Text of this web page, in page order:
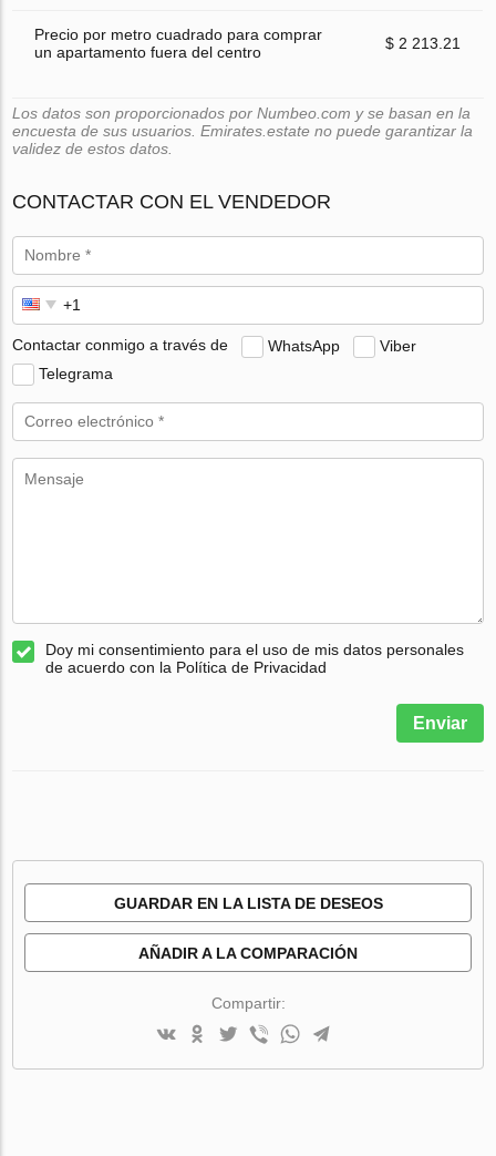
Precio por metro cuadrado para comprar
un apartamento fuera del centro
$ 2 213.21
Los datos son proporcionados por Numbeo.com y se basan en la
encuesta de sus usuarios. Emirates.estate no puede garantizar la
validez de estos datos.
CONTACTAR CON EL VENDEDOR
Contactar conmigo a través de WhatsApp
Viber
Telegrama
Doy mi consentimiento para el uso de mis datos personales
de acuerdo con la Política de Privacidad
Enviar
GUARDAR EN LA LISTA DE DESEOS
AÑADIR A LA COMPARACIÓN
Compartir: